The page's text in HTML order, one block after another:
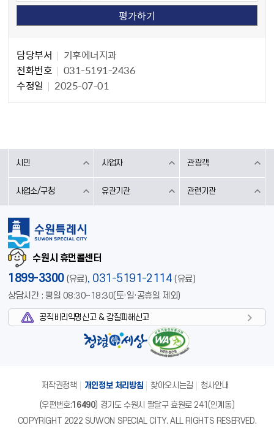
담당부서
기후에너지과
전화번호
031-5191-2436
수정일
2025-07-01
시민 사업자 관광객
사업소/구청 유관기관 관련기관
수원시 휴먼콜센터
1899-3300 (유료), 031-5191-2114 (유료)
상담시간 : 평일 08:30~18:30(토·일·공휴일 제외)
공직비리익명신고 & 갑질피해신고
저작권정책 개인정보 처리방침 찾아오시는길 청사안내
(우편번호:16490) 경기도 수원시 팔달구 효원로 241(인계동)
COPYRIGHT 2022 SUWON SPECIAL CITY. ALL RIGHTS RESERVED.